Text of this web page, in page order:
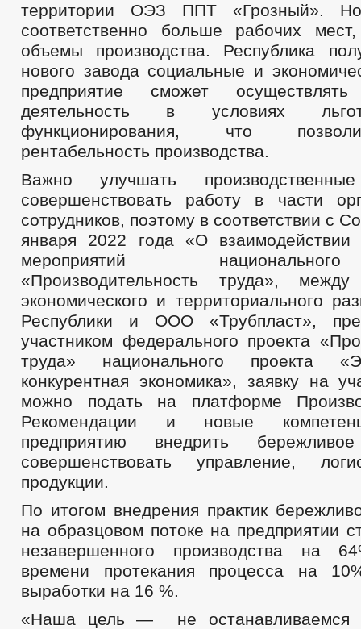
территории ОЭЗ ППТ «Грозный».
соответственно больше рабочих
объемы производства. Республика
нового завода социальные и
предприятие сможет осуществлять
деятельность в условиях
функционирования, что
рентабельность производства.
Важно улучшать
совершенствовать работу в части
сотрудников, поэтому в соответствии с
января 2022 года «О взаимодействии
мероприятий
«Производительность труда», между
экономического и территориального
Республики и ООО «Трубпласт»,
участником федерального проекта
труда» национального проекта
конкурентная экономика», заявку на
можно подать на платформе
Рекомендации и новые
предприятию внедрить бережливое
совершенствовать управление,
продукции.
По итогом внедрения практик
на образцовом потоке на предприятии
незавершенного производства на
времени протекания процесса на
выработки на 16 %.
«Наша цель — не останавливаемся